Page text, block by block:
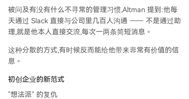
被问及有没有什么不寻常的管理习惯,Altman 提到:他每
天通过 Slack 直接与公司里几百人沟通 —— 不是通过助
理,就是他本人直接交流,每次一两条简短消息。
这种分散的方式,有时候反而能给他带来非常有价值的信
息。
初创企业的新范式
"想法派" 的复仇